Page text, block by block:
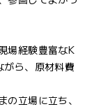
場経験豊富なK
ら、原材料費
立場に立ち、